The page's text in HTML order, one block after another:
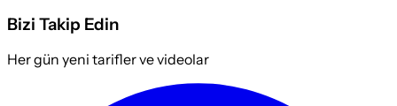
Bizi Takip Edin
Her gün yeni tarifler ve videolar